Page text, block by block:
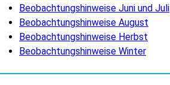
Beobachtungshinweise Juni und Juli
Beobachtungshinweise August
Beobachtungshinweise Herbst
Beobachtungshinweise Winter